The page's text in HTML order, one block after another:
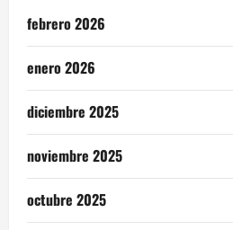
febrero 2026
enero 2026
diciembre 2025
noviembre 2025
octubre 2025